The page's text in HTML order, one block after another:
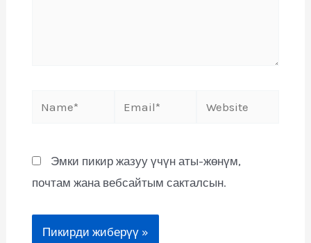
Эмки пикир жазуу үчүн аты-жөнүм,
почтам жана вебсайтым сакталсын.